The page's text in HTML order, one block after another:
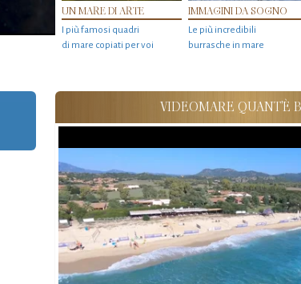
UN MARE DI ARTE
I più famosi quadri
di mare copiati per voi
IMMAGINI DA SOGNO
Le più incredibili
burrasche in mare
VIDEOMARE QUANT'È